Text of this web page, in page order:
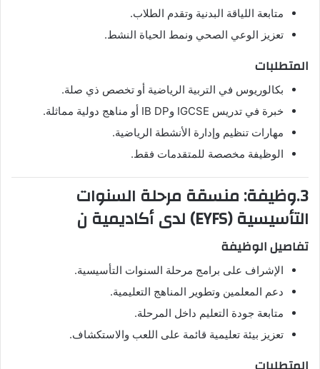
متابعة اللياقة البدنية وتقدم الطلاب.
تعزيز الوعي الصحي ونمط الحياة النشط.
المتطلبات
بكالوريوس في التربية الرياضية أو تخصص ذي صلة.
خبرة في تدريس IGCSE وIB DP أو مناهج دولية مماثلة.
مهارات تنظيم وإدارة الأنشطة الرياضية.
الوظيفة مخصصة للمتقدمات فقط.
3.وظيفة: منسقة مرحلة السنوات
التأسيسية (EYFS) لدى أكاديمية ن
تفاصيل الوظيفة
الإشراف على برامج مرحلة السنوات التأسيسية.
دعم المعلمين وتطوير المناهج التعليمية.
متابعة جودة التعليم داخل المرحلة.
تعزيز بيئة تعليمية قائمة على اللعب والاستكشاف.